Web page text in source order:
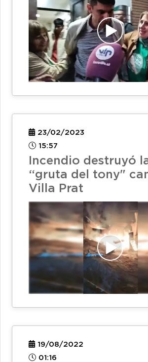
23/02/2023
15:57
Incendio destruyó
“gruta del tony"
Villa Prat
19/08/2022
01:16